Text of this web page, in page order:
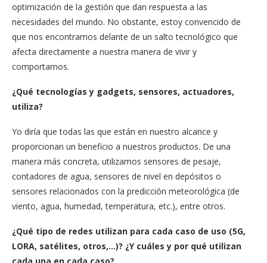
optimización de la gestión que dan respuesta a las
necesidades del mundo. No obstante, estoy convencido de
que nos encontramos delante de un salto tecnológico que
afecta directamente a nuestra manera de vivir y
comportarnos.
¿Qué tecnologías y gadgets, sensores, actuadores,
utiliza?
Yo diría que todas las que están en nuestro alcance y
proporcionan un beneficio a nuestros productos. De una
manera más concreta, utilizamos sensores de pesaje,
contadores de agua, sensores de nivel en depósitos o
sensores relacionados con la predicción meteorológica (de
viento, agua, humedad, temperatura, etc.), entre otros.
¿Qué tipo de redes utilizan para cada caso de uso (5G,
LORA, satélites, otros,…)? ¿Y cuáles y por qué utilizan
cada una en cada caso?